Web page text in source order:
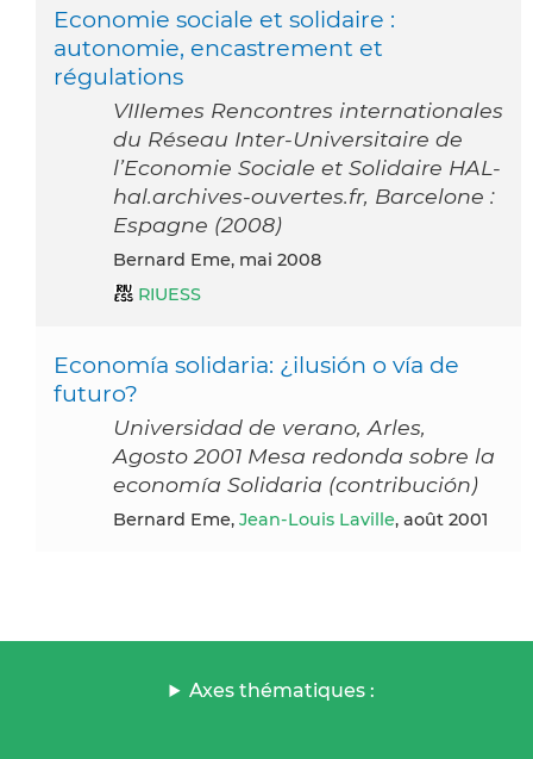
Economie sociale et solidaire :
autonomie, encastrement et
régulations
VIIIemes Rencontres internationales
du Réseau Inter-Universitaire de
l’Economie Sociale et Solidaire HAL-
hal.archives-ouvertes.fr, Barcelone :
Espagne (2008)
Bernard Eme, mai 2008
RIUESS
Economía solidaria: ¿ilusión o vía de
futuro?
Universidad de verano, Arles,
Agosto 2001 Mesa redonda sobre la
economía Solidaria (contribución)
Bernard Eme, Jean-Louis Laville, août 2001
Axes thématiques :